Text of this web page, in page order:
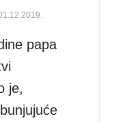
papa
je,